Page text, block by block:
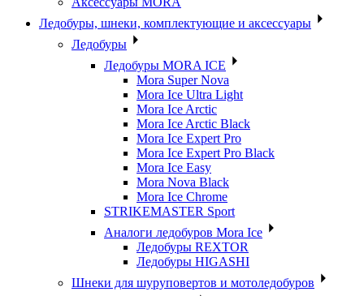
Ледобуры, шнеки, комплектующие и аксессуары
Ледобуры
Ледобуры MORA ICE
Mora Super Nova
Mora Ice Ultra Light
Mora Ice Arctic
Mora Ice Arctic Black
Mora Ice Expert Pro
Mora Ice Expert Pro Black
Mora Ice Easy
Mora Nova Black
Mora Ice Chrome
STRIKEMASTER Sport
Аналоги ледобуров Mora Ice
Ледобуры REXTOR
Ледобуры HIGASHI
Шнеки для шуруповертов и мотоледобуров